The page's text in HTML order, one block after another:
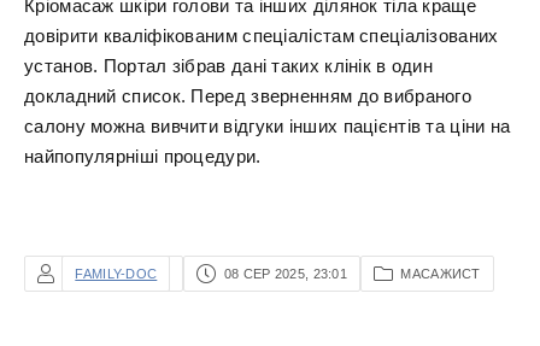
Кріомасаж шкіри голови та інших ділянок тіла краще
довірити кваліфікованим спеціалістам спеціалізованих
установ. Портал зібрав дані таких клінік в один
докладний список. Перед зверненням до вибраного
салону можна вивчити відгуки інших пацієнтів та ціни на
найпопулярніші процедури.
FAMILY-DOC 08 СЕР 2025, 23:01 МАСАЖИСТ